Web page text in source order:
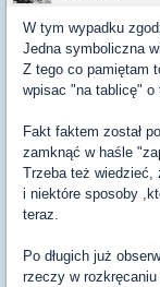
W tym wypadku
Jedna symboliczna
Z tego co pamiętam
wpisac "na tablicę"
Fakt faktem został
zamknąć w haśle
Trzeba też wiedzieć,
i niektóre sposoby
teraz.
Po długich już
rzeczy w